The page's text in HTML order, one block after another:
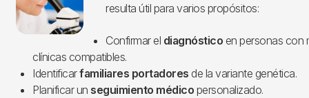
resulta útil para varios propósitos:
Confirmar el diagnóstico en personas con
clínicas compatibles.
Identificarfamiliares portadores de la variante genética.
Planificar un seguimiento médico personalizado.